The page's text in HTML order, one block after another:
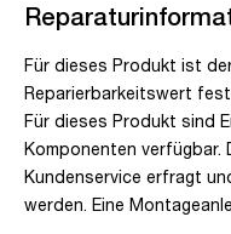
Für dieses Produkt ist
Reparierbarkeitswert
Für dieses Produkt sind
Komponenten verfügbar.
Kundenservice erfragt
werden. Eine